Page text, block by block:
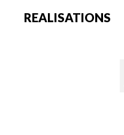
REALISATIONS